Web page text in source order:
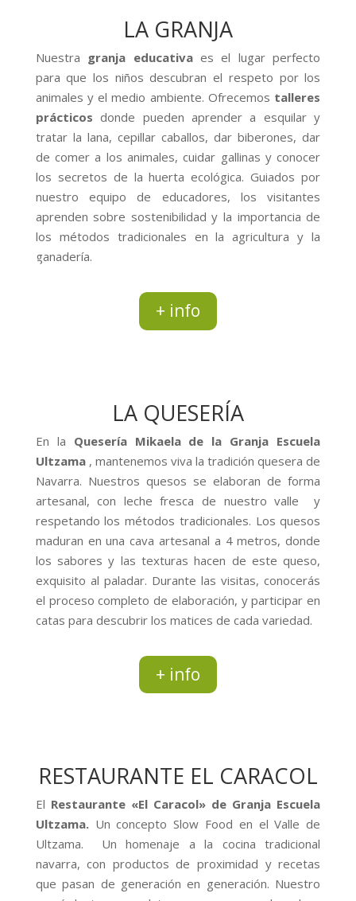
LA GRANJA
Nuestra granja educativaes el lugar perfecto
para que los niños descubran el respeto por los
animales y el medio ambiente. Ofrecemos talleres
prácticos donde pueden aprender a esquilar y
tratar la lana, cepillar caballos, dar biberones, dar
de comer a los animales, cuidar gallinas y conocer
los secretos de la huerta ecológica. Guiados por
nuestro equipo de educadores, los visitantes
aprenden sobre sostenibilidad y la importancia de
los métodos tradicionales en la agricultura y la
ganadería.
+ info
LA QUESERÍA
En la Quesería Mikaela de la Granja Escuela
Ultzama, mantenemos viva la tradición quesera de
Navarra. Nuestros quesos se elaboran de forma
artesanal, con leche fresca de nuestro valle y
respetando los métodos tradicionales. Los quesos
maduran en una cava artesanal a 4 metros, donde
los sabores y las texturas hacen de este queso,
exquisito al paladar. Durante las visitas, conocerás
el proceso completo de elaboración, y participar en
catas para descubrir los matices de cada variedad.
+ info
RESTAURANTE EL CARACOL
El Restaurante «El Caracol» de Granja Escuela
Ultzama.Un concepto Slow Food en el Valle de
Ultzama. Un homenaje a la cocina tradicional
navarra, con productos de proximidad y recetas
que pasan de generación en generación. Nuestro